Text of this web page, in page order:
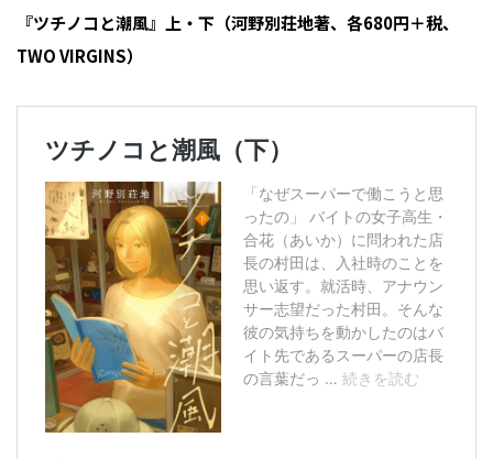
『ツチノコと潮風』上・下（河野別荘地著、各680円＋税、
TWO VIRGINS）